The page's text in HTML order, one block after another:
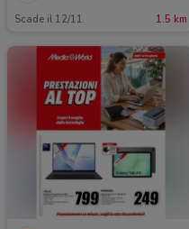
Scade il 12/11 1.5 km